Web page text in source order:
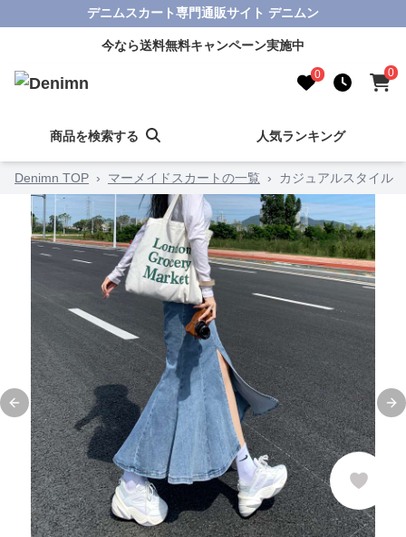
デニムスカート専門通販サイト デニムン
今なら送料無料キャンペーン実施中
0 0
商品を検索する 人気ランキング
Denimn TOP › マーメイドスカートの一覧 › カジュアルスタイル
Previous slide